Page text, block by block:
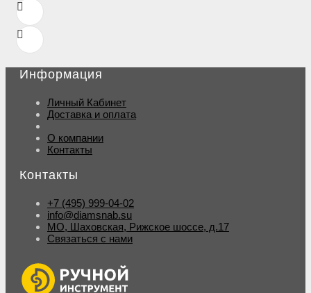
Информация
Личный Кабинет
Доставка и оплата
О компании
Контакты
Контакты
+7 (495) 999-04-02
info@diamsnab.su
МО, Шаховская, Рижское шоссе, д.17
Связаться с нами